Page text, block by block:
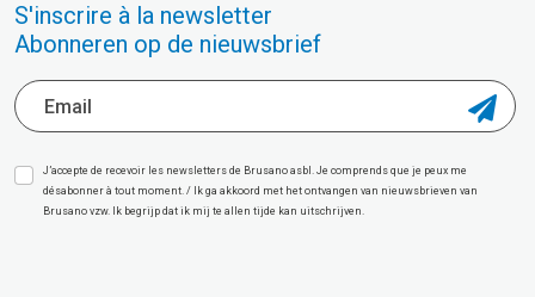
S'inscrire à la newsletter
Abonneren op de nieuwsbrief
J’accepte de recevoir les newsletters de Brusano asbl. Je comprends que je peux me
désabonner à tout moment. / Ik ga akkoord met het ontvangen van nieuwsbrieven van
Brusano vzw. Ik begrijp dat ik mij te allen tijde kan uitschrijven.